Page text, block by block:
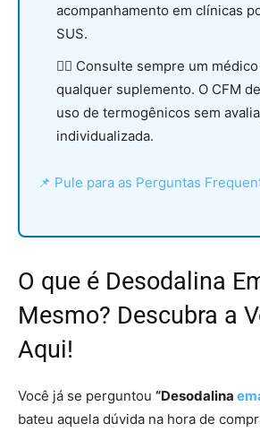
acompanhamento em clínicas
SUS.
👩‍⚕️ Consulte sempre um
qualquer suplemento. O CFM
uso de termogênicos sem
individualizada.
📌 Pule para as Perguntas
O que é Desodalina
Mesmo? Descubra a
Aqui!
Você já se perguntou “Desodalina
bateu aquela dúvida na hora de